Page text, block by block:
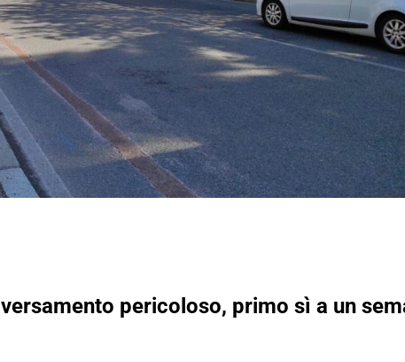
pericoloso, primo sì a un